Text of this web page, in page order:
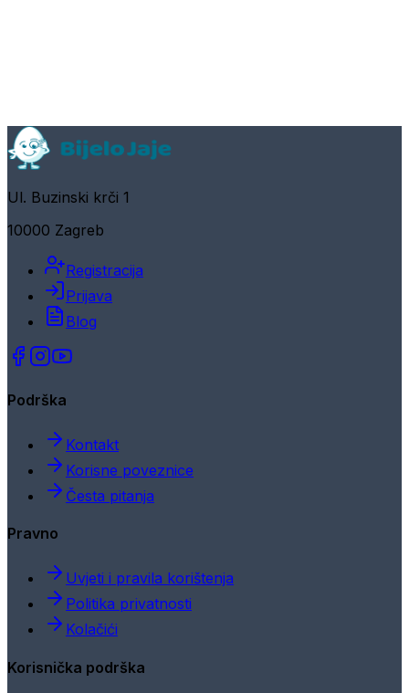
Ul. Buzinski krči 1
10000 Zagreb
Registracija
Prijava
Blog
Podrška
Kontakt
Korisne poveznice
Česta pitanja
Pravno
Uvjeti i pravila korištenja
Politika privatnosti
Kolačići
Korisnička podrška